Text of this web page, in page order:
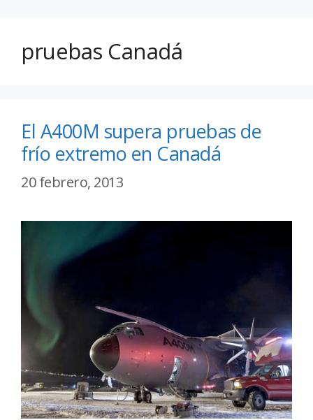
pruebas Canadá
El A400M supera pruebas de
frío extremo en Canadá
20 febrero, 2013